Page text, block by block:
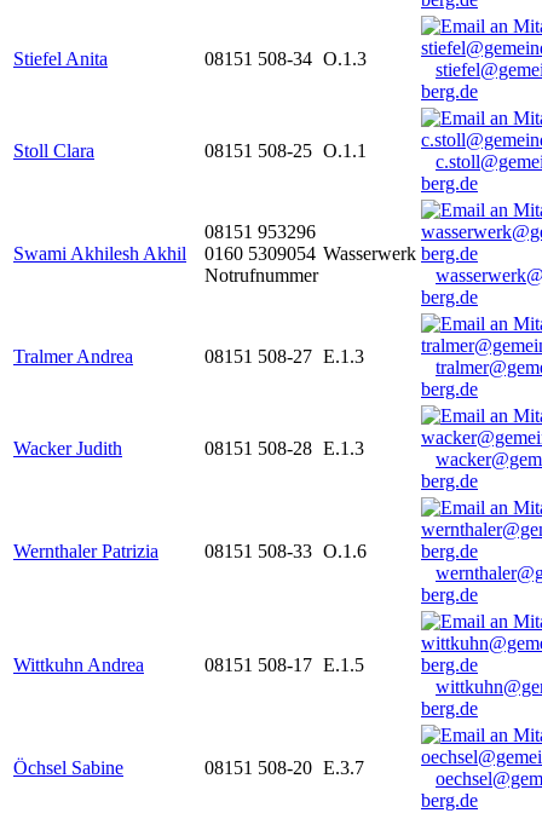
Stiefel Anita 08151 508-34 O.1.3
berg.de
Stoll Clara 08151 508-25 O.1.1
berg.de
Swami Akhilesh Akhil
08151 953296
0160 5309054
Notrufnummer
Wasserwerk
berg.de
Tralmer Andrea 08151 508-27 E.1.3
berg.de
Wacker Judith 08151 508-28 E.1.3
berg.de
Wernthaler Patrizia 08151 508-33 O.1.6
berg.de
Wittkuhn Andrea 08151 508-17 E.1.5
berg.de
Öchsel Sabine 08151 508-20 E.3.7
berg.de